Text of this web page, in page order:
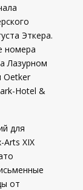
Эткера.
номера
Лазурном
Oetker
Hotel &
для
XIX
от